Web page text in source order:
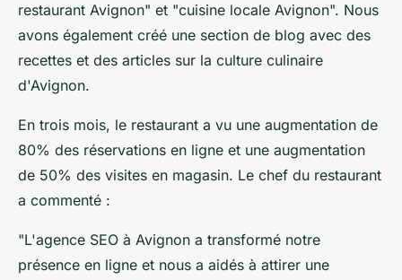
restaurant Avignon" et "cuisine locale Avignon". Nous
avons également créé une section de blog avec des
recettes et des articles sur la culture culinaire
d'Avignon.
En trois mois, le restaurant a vu une augmentation de
80% des réservations en ligne et une augmentation
de 50% des visites en magasin. Le chef du restaurant
a commenté :
"L'agence SEO à Avignon a transformé notre
présence en ligne et nous a aidés à attirer une